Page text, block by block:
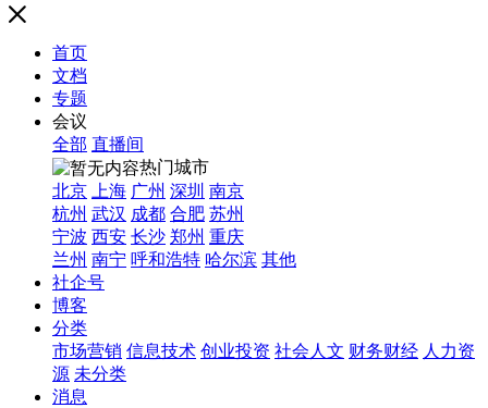
首页
文档
专题
会议
全部 直播间
热门城市
北京
上海 广州 深圳 南京
杭州 武汉 成都 合肥 苏州
宁波 西安 长沙 郑州 重庆
兰州 南宁 呼和浩特 哈尔滨 其他
社企号
博客
分类
市场营销 信息技术 创业投资 社会人文 财务财经 人力资
源 未分类
消息